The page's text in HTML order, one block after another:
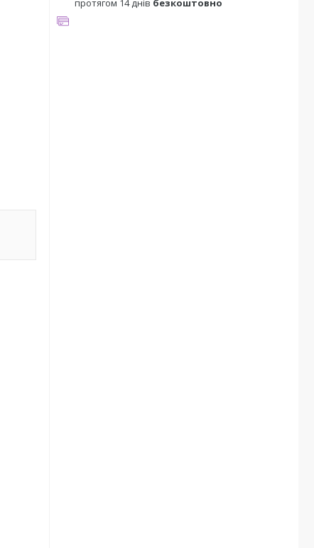
протягом 14 днів безкоштовно